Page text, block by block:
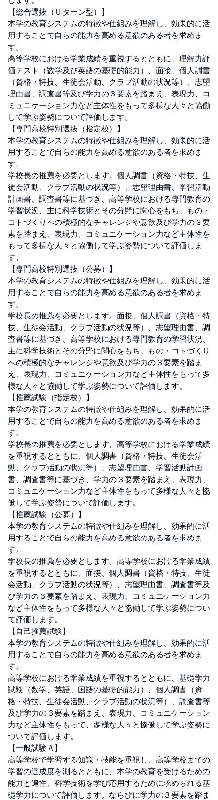
【総合選抜（Ｕターン型）】
本学の教育システムの特徴や仕組みを理解し、効果的に活
用することで自らの能力を高める意欲のある者を求めま
す。
高等学校における学業成績を重視するとともに、理解力評
価テスト（数学及び英語の基礎的能力）、面接、個人調書
（資格・特技、生徒会活動、クラブ活動の状況等）、志望
理由書、調査書等及び学力の３要素を踏まえ、表現力、コ
ミュニケーション力など主体性をもって多様な人々と協働
して学ぶ姿勢について評価します。
【専門高校特別選抜（指定校）】
本学の教育システムの特徴や仕組みを理解し、効果的に活
用することで自らの能力を高める意欲のある者を求めま
す。
学校長の推薦を必要とします。個人調書（資格・特技、生
徒会活動、クラブ活動の状況等）、志望理由書、学習活動
計画書、調査書等に基づき、高等学校における専門教育の
学習状況、主に科学技術とその分野に関心をもち、もの・
コトづくりへの積極的なチャレンジや意欲及び学力の３要
素を踏まえ、表現力、コミュニケーション力など主体性を
もって多様な人々と協働して学ぶ姿勢について評価しま
す。
【専門高校特別選抜（公募）】
本学の教育システムの特徴や仕組みを理解し、効果的に活
用することで自らの能力を高める意欲のある者を求めま
す。
学校長の推薦を必要とします。面接、個人調書（資格・特
技、生徒会活動、クラブ活動の状況等）、志望理由書、調
査書等に基づき、高等学校における専門教育の学習状況、
主に科学技術とその分野に関心をもち、もの・コトづくり
への積極的なチャレンジや意欲及び学力の３要素を踏ま
え、表現力、コミュニケーション力など主体性をもって多
様な人々と協働して学ぶ姿勢について評価します。
【推薦試験（指定校）】
本学の教育システムの特徴や仕組みを理解し、効果的に活
用することで自らの能力を高める意欲のある者を求めま
す。
学校長の推薦を必要とします。高等学校における学業成績
を重視するとともに、個人調書（資格・特技、生徒会活
動、クラブ活動の状況等）、志望理由書、学習活動計画
書、調査書等に基づき、学力の３要素を踏まえ、表現力、
コミュニケーション力など主体性をもって多様な人々と協
働して学ぶ姿勢について評価します。
【推薦試験（公募）】
本学の教育システムの特徴や仕組みを理解し、効果的に活
用することで自らの能力を高める意欲のある者を求めま
す。
学校長の推薦を必要とします。高等学校における学業成績
を重視するとともに、面接、個人調書（資格・特技、生徒
会活動、クラブ活動の状況等）、志望理由書、調査書等及
び学力の３要素を踏まえ、表現力、コミュニケーション力
など主体性をもって多様な人々と協働して学ぶ姿勢につい
て評価します。
【自己推薦試験】
本学の教育システムの特徴や仕組みを理解し、効果的に活
用することで自らの能力を高める意欲のある者を求めま
す。
高等学校における学業成績を重視するとともに、基礎学力
試験（数学、英語、国語の基礎的能力）、個人調書（資
格・特技、生徒会活動、クラブ活動の状況等）、調査書等
及び学力の３要素を踏まえ、表現力、コミュニケーション
力など主体性をもって、多様な人々と協働して学ぶ姿勢に
ついて評価します。
【一般試験Ａ】
高等学校で学習する知識・技能を重視し、高等学校までの
学習の達成度を測るとともに、本学の教育を受けるための
能力と適性、科学技術を学び応用するために求められる基
礎学力について評価します。ならびに学力の３要素を踏ま